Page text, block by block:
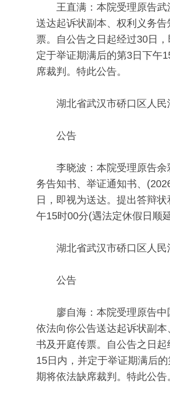
王直满：本院受理原告武
送达起诉状副本、权利义务
票。自公告之日起经过30日
定于举证期满后的第3日下午
席裁判。特此公告。
湖北省武汉市硚口区人民
公告
李晓波：本院受理原告余
务告知书、举证通知书、
日，即视为送达。提出答辩
午15时00分(遇法定休假日顺
湖北省武汉市硚口区人民
公告
廖自海：本院受理原告中
依法向你公告送达起诉状副
书及开庭传票。自公告之日
15日内，并定于举证期满后
期将依法缺席裁判。特此公告